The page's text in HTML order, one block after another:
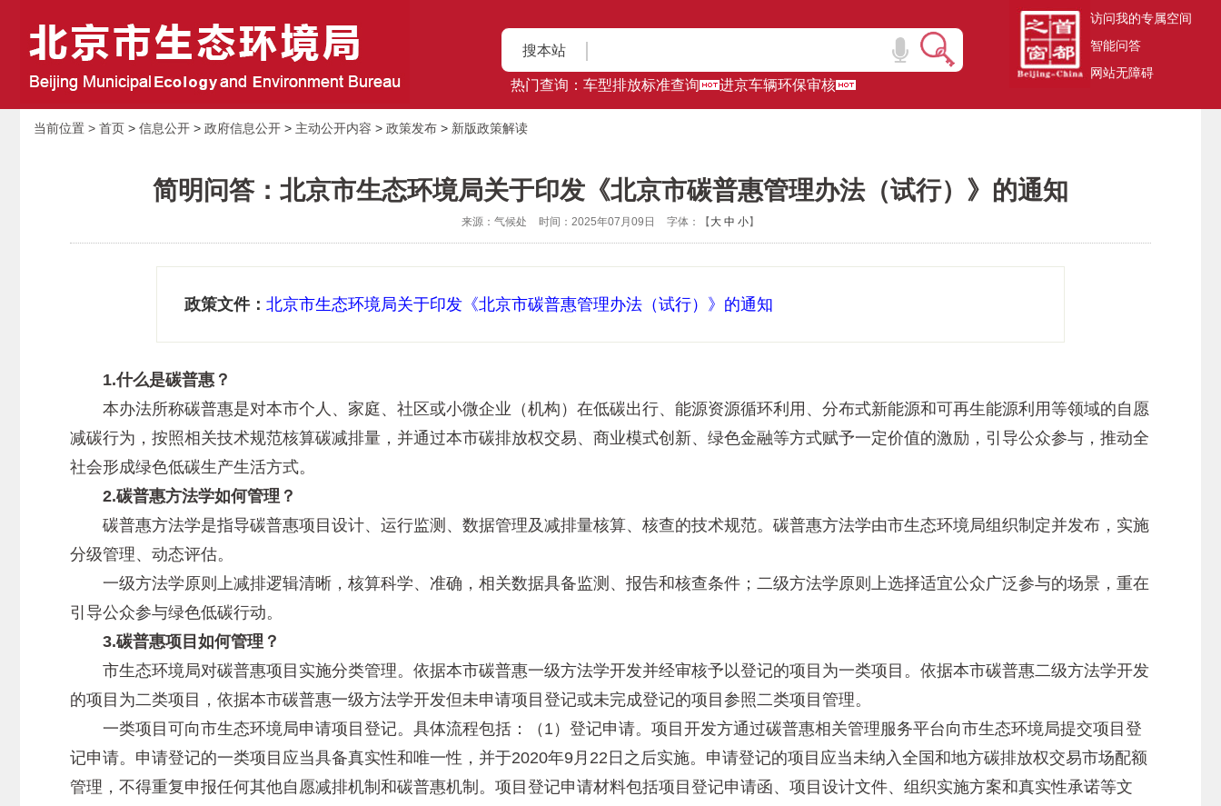
搜本站
热门查询： 车型排放标准查询 进京车辆环保审核
访问我的专属空间
智能问答
网站无障碍
当前位置 > 首页 > 信息公开 > 政府信息公开 > 主动公开内容 > 政策发布 > 新版政策解读
简明问答：北京市生态环境局关于印发《北京市碳普惠管理办法（试行）》的通知
来源：气候处 时间：2025年07月09日 字体：【 大 中 小】
政策文件： 北京市生态环境局关于印发《北京市碳普惠管理办法（试行）》的通知
1.什么是碳普惠？
本办法所称碳普惠是对本市个人、家庭、社区或小微企业（机构）在低碳出行、能源资源循环利用、分布式新能源和可再生能源利用等领域的自愿
减碳行为，按照相关技术规范核算碳减排量，并通过本市碳排放权交易、商业模式创新、绿色金融等方式赋予一定价值的激励，引导公众参与，推动全
社会形成绿色低碳生产生活方式。
2.碳普惠方法学如何管理？
碳普惠方法学是指导碳普惠项目设计、运行监测、数据管理及减排量核算、核查的技术规范。碳普惠方法学由市生态环境局组织制定并发布，实施
分级管理、动态评估。
一级方法学原则上减排逻辑清晰，核算科学、准确，相关数据具备监测、报告和核查条件；二级方法学原则上选择适宜公众广泛参与的场景，重在
引导公众参与绿色低碳行动。
3.碳普惠项目如何管理？
市生态环境局对碳普惠项目实施分类管理。依据本市碳普惠一级方法学开发并经审核予以登记的项目为一类项目。依据本市碳普惠二级方法学开发
的项目为二类项目，依据本市碳普惠一级方法学开发但未申请项目登记或未完成登记的项目参照二类项目管理。
一类项目可向市生态环境局申请项目登记。具体流程包括：（1）登记申请。项目开发方通过碳普惠相关管理服务平台向市生态环境局提交项目登
记申请。申请登记的一类项目应当具备真实性和唯一性，并于2020年9月22日之后实施。申请登记的项目应当未纳入全国和地方碳排放权交易市场配额
管理，不得重复申报任何其他自愿减排机制和碳普惠机制。项目登记申请材料包括项目登记申请函、项目设计文件、组织实施方案和真实性承诺等文